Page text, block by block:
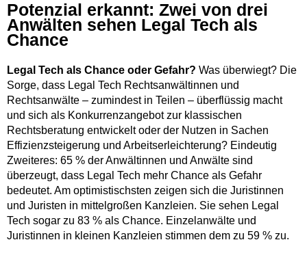
Potenzial erkannt: Zwei von drei
Anwälten sehen Legal Tech als
Chance
Legal Tech als Chance oder Gefahr? Was überwiegt? Die
Sorge, dass Legal Tech Rechtsanwältinnen und
Rechtsanwälte – zumindest in Teilen – überflüssig macht
und sich als Konkurrenzangebot zur klassischen
Rechtsberatung entwickelt oder der Nutzen in Sachen
Effizienzsteigerung und Arbeitserleichterung? Eindeutig
Zweiteres: 65 % der Anwältinnen und Anwälte sind
überzeugt, dass Legal Tech mehr Chance als Gefahr
bedeutet. Am optimistischsten zeigen sich die Juristinnen
und Juristen in mittelgroßen Kanzleien. Sie sehen Legal
Tech sogar zu 83 % als Chance. Einzelanwälte und
Juristinnen in kleinen Kanzleien stimmen dem zu 59 % zu.